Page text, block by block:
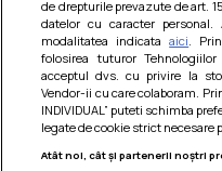
Barcute din
Un deliciu usor de
de drepturile prevazute de art.
datelor cu caracter
modalitatea indicataaici .
folosirea tuturor
acceptul dvs. cu privire la
Vendor-ii cu care colaboram.
INDIVIDUAL” puteti schimba
legate de cookie strict
Atât noi, cât și partenerii noștri